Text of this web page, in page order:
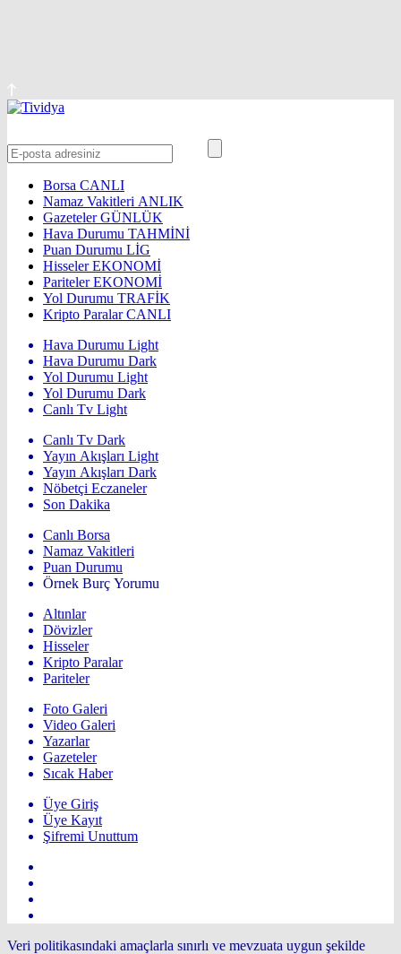
Borsa CANLI
Namaz Vakitleri ANLIK
GazetelerGÜNLÜK
Hava Durumu TAHMİNİ
Puan Durumu LİG
HisselerEKONOMİ
ParitelerEKONOMİ
Yol Durumu TRAFİK
Kripto ParalarCANLI
Hava Durumu Light
Hava Durumu Dark
Yol Durumu Light
Yol Durumu Dark
Canlı Tv Light
Canlı Tv Dark
Yayın Akışları Light
Yayın Akışları Dark
Nöbetçi Eczaneler
Son Dakika
Canlı Borsa
Namaz Vakitleri
Puan Durumu
Örnek Burç Yorumu
Altınlar
Dövizler
Hisseler
Kripto Paralar
Pariteler
Foto Galeri
Video Galeri
Yazarlar
Gazeteler
Sıcak Haber
Üye Giriş
Üye Kayıt
Şifremi Unuttum
Veri politikasındaki amaçlarla sınırlı ve mevzuata uygun şekilde